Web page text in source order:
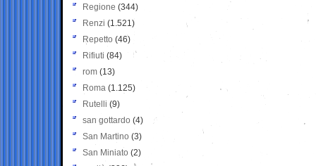
Regione (344)
Renzi (1.521)
Repetto (46)
Rifiuti (84)
rom (13)
Roma (1.125)
Rutelli (9)
san gottardo (4)
San Martino (3)
San Miniato (2)